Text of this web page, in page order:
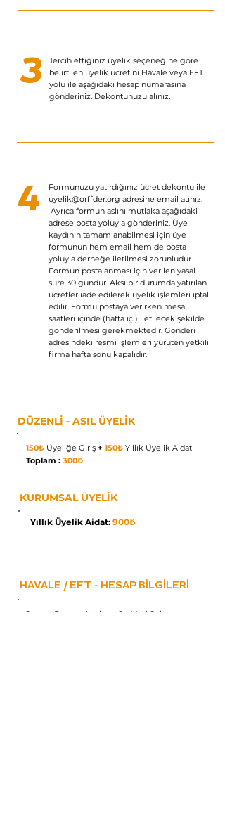
3
Tercih ettiğiniz üyelik seçeneğine göre
belirtilen üyelik ücretini Havale veya EFT
yolu ile aşağıdaki hesap numarasına
gönderiniz. Dekontunuzu alınız.
4
Formunuzu yatırdığınız ücret dekontu ile
uyelik@orffder.org adresine email atınız.
Ayrıca formun aslını mutlaka aşağıdaki
adrese posta yoluyla gönderiniz. Üye
kaydının tamamlanabilmesi için üye
formunun hem email hem de posta
yoluyla derneğe iletilmesi zorunludur.
Formun postalanması için verilen yasal
süre 30 gündür. Aksi bir durumda yatırılan
ücretler iade edilerek üyelik işlemleri iptal
edilir. Formu postaya verirken mesai
saatleri içinde (hafta içi) iletilecek şekilde
gönderilmesi gerekmektedir. Gönderi
adresindeki resmi işlemleri yürüten yetkili
firma hafta sonu kapalıdır.
DÜZENLİ - ASIL ÜYELİK
150₺ Üyeliğe Giriş + 150₺ Yıllık Üyelik Aidatı
Toplam : 300₺
KURUMSAL ÜYELİK
Yıllık Üyelik Aidat: 900₺
HAVALE / EFT - HESAP BİLGİLERİ
Garanti Bankası Harbiye Caddesi Şubesi